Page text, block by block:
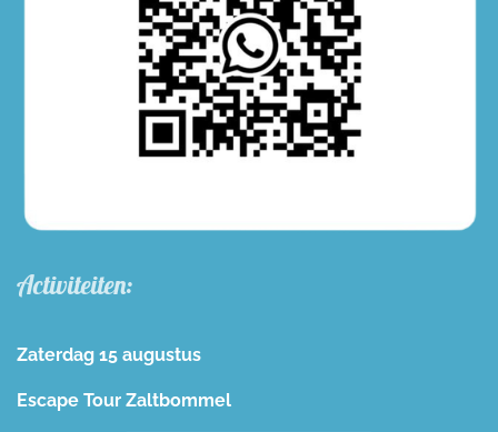
Activiteiten:
Zaterdag 15 augustus
Escape Tour Zaltbommel